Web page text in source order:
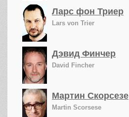
Ларс фон Триер
Lars von Trier
Дэвид Финчер
David Fincher
Мартин Скорсезе
Martin Scorsese